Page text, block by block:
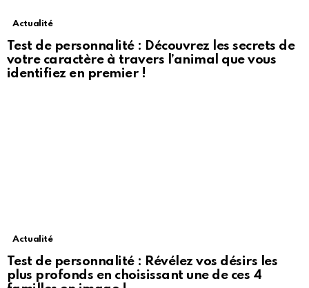
Actualité
Test de personnalité : Découvrez les secrets de
votre caractère à travers l’animal que vous
identifiez en premier !
Actualité
Test de personnalité : Révélez vos désirs les
plus profonds en choisissant une de ces 4